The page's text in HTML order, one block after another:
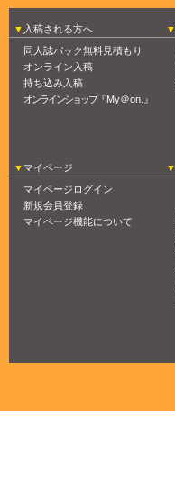
入稿される方へ
同人誌パック無料見積もり
オンライン入稿
持ち込み入稿
オンラインショップ『My＠on.』
マイページ
マイページログイン
新規会員登録
マイページ機能について